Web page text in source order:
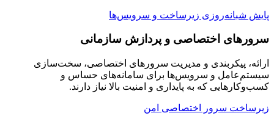
پایش شبانه‌روزی زیرساخت و سرویس‌ها
سرورهای اختصاصی و پردازش سازمانی
ارائه، پیکربندی و مدیریت سرورهای اختصاصی، سخت‌سازی
سیستم‌عامل و سرویس‌ها برای سامانه‌های حساس و
کسب‌وکارهایی که به پایداری و امنیت بالا نیاز دارند.
زیرساخت سرور اختصاصی امن